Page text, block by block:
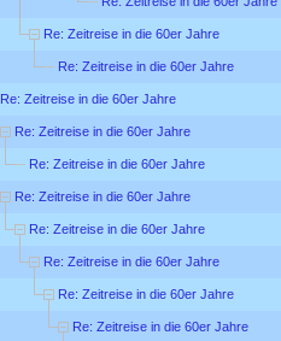
Re: Zeitreise in die 60er Jahre
Re: Zeitreise in die 60er Jahre
Re: Zeitreise in die 60er Jahre
Re: Zeitreise in die 60er Jahre
Re: Zeitreise in die 60er Jahre
Re: Zeitreise in die 60er Jahre
Re: Zeitreise in die 60er Jahre
Re: Zeitreise in die 60er Jahre
Re: Zeitreise in die 60er Jahre
Re: Zeitreise in die 60er Jahre